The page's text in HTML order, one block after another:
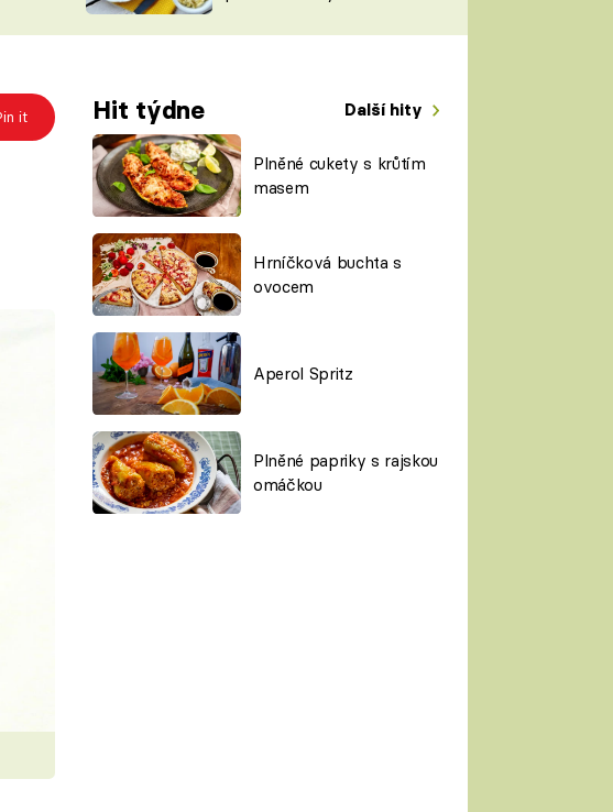
ŠÉFREDAKTORKY
ČASOPIS
it Hit týdne Další hity
Plněné cukety s krůtím
masem
Hrníčková buchta s
ovocem
Aperol Spritz
Plněné papriky s rajskou
omáčkou